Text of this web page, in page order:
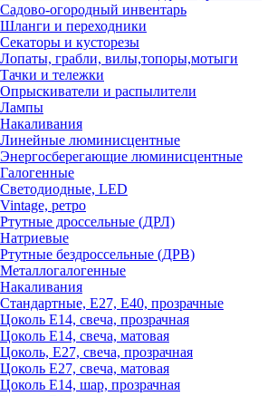
Садово-огородный инвентарь
Шланги и переходники
Секаторы и кусторезы
Лопаты, грабли, вилы,топоры,мотыги
Тачки и тележки
Опрыскиватели и распылители
Лампы
Накаливания
Линейные люминисцентные
Энергосберегающие люминисцентные
Галогенные
Светодиодные, LED
Vintage, ретро
Ртутные дроссельные (ДРЛ)
Натриевые
Ртутные бездроссельные (ДРВ)
Металлогалогенные
Накаливания
Стандартные, Е27, Е40, прозрачные
Цоколь Е14, свеча, прозрачная
Цоколь Е14, свеча, матовая
Цоколь, Е27, свеча, прозрачная
Цоколь Е27, свеча, матовая
Цоколь Е14, шар, прозрачная